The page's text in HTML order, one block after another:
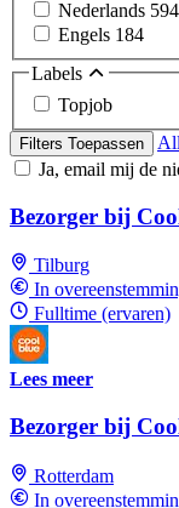
Nederlands
Engels 184
Labels
Topjob
Filters Toepassen
Ja, email mij de
Bezorger bij
Tilburg
In
Fulltime (ervaren)
Lees meer
Bezorger bij
Rotterdam
In